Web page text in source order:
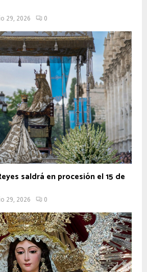
29, 2026 0
saldrá en procesión el 15 de
29, 2026 0